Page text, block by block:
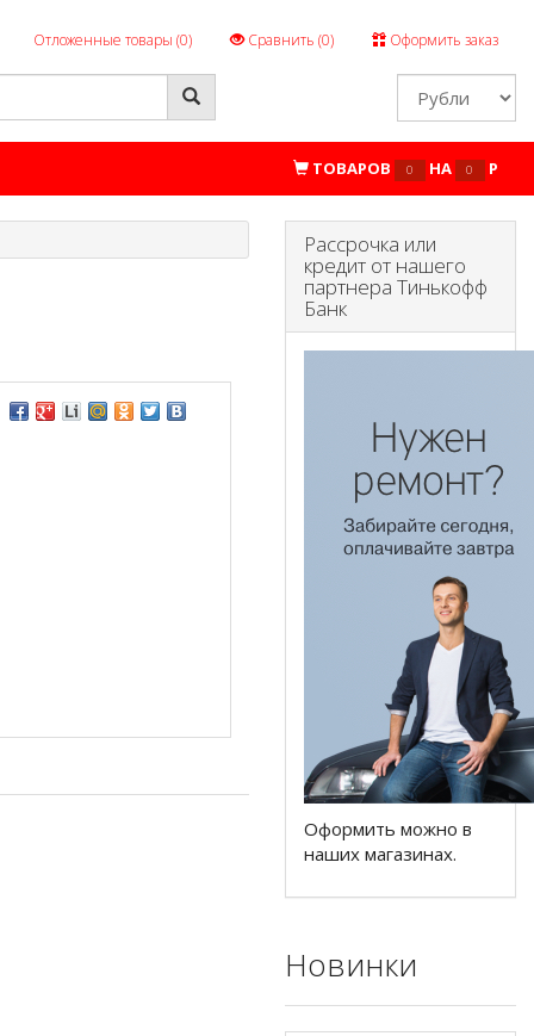
Отложенные товары (0) Сравнить (0) Оформить заказ
ТОВАРОВ 0 НА 0 P
Рассрочка или
кредит от нашего
партнера Тинькофф
Банк
Оформить можно в
наших магазинах.
Новинки